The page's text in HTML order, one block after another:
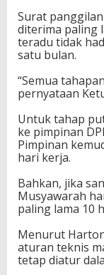
Surat
diterima paling
teradu tidak
satu bulan.
“Semua
pernyataan
Untuk tahap
ke pimpinan
Pimpinan
hari kerja.
Bahkan, jika
Musyawarah
paling lama 10
Menurut
aturan teknis
tetap diatur